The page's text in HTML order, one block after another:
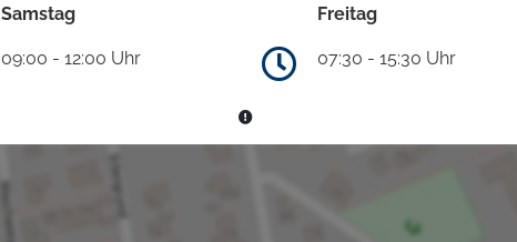
Samstag
09:00 - 12:00 Uhr
Freitag
07:30 - 15:30 Uhr